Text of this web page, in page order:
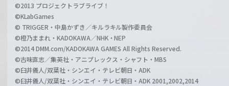
©2013 プロジェクトラブライブ！
©KLabGames
© TRIGGER・中島かずき／キルラキル製作委員会
©橙乃ままれ・KADOKAWA／NHK・NEP
©2014 DMM.com/KADOKAWA GAMES All Rights Reserved.
©古味直志／集英社・アニプレックス・シャフト・MBS
©臼井儀人/双葉社・シンエイ・テレビ朝日・ADK
©臼井儀人/双葉社・シンエイ・テレビ朝日・ADK 2001,2002,2014